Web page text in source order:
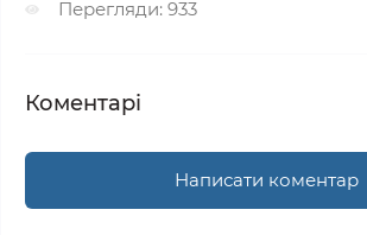
Перегляди: 933
Коментарі
Написати коментар